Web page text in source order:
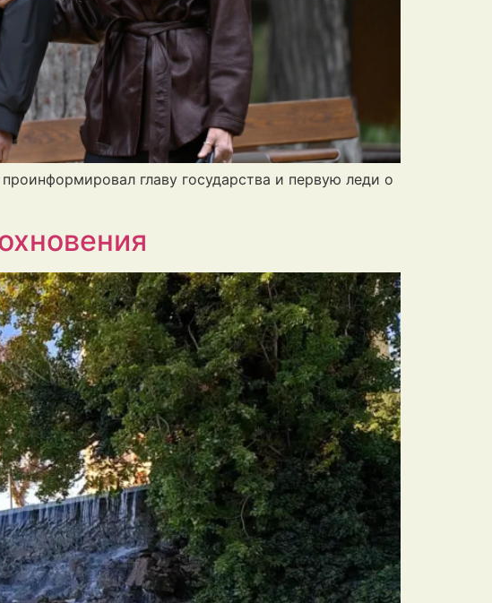
главу государства и первую леди о